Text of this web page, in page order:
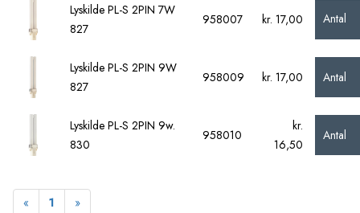
Lyskilde PL-S 2PIN 7W
827
958007 kr. 17,00 Antal
Lyskilde PL-S 2PIN 9W
827
958009 kr. 17,00 Antal
Lyskilde PL-S 2PIN 9w.
830
958010
kr.
16,50
Antal
« Forrige
1 »Næste